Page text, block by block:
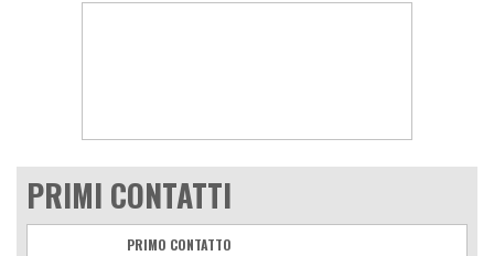
PRIMI CONTATTI
PRIMO CONTATTO